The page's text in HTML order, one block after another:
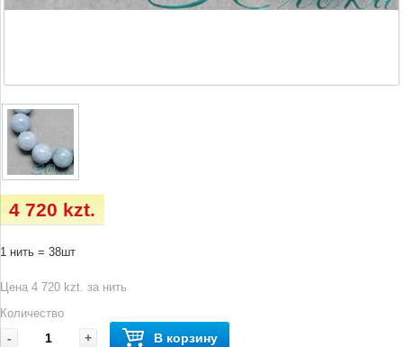
4 720 kzt.
1 нить = 38шт
Цена 4 720 kzt. за нить
Количество
- + В корзину